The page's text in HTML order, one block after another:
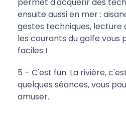
ensuite aussi en mer :
gestes techniques, lecture
les courants du golfe vous
faciles !
5 – C'est fun. La rivière,
quelques séances, vous
amuser.